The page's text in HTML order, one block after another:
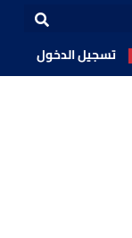
تسجيل الدخول